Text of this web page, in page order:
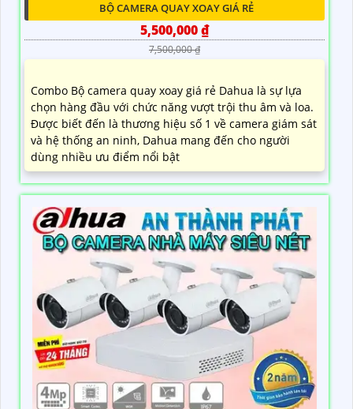
BỘ CAMERA QUAY XOAY GIÁ RẺ
5,500,000 ₫
7,500,000 ₫
Combo Bộ camera quay xoay giá rẻ Dahua là sự lựa
chọn hàng đầu với chức năng vượt trội thu âm và loa.
Được biết đến là thương hiệu số 1 về camera giám sát
và hệ thống an ninh, Dahua mang đến cho người
dùng nhiều ưu điểm nổi bật